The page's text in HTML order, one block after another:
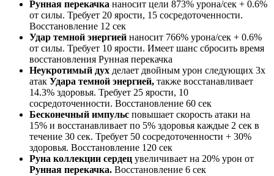
Рунная перекачка наносит цели 873% урона/сек + 0.6%
от силы. Требует 20 ярости, 15 сосредоточенности.
Восстановление 12 сек
Удар темной энергией наносит 766% урона/сек + 0.6%
от силы. Требует 10 ярости. Имеет шанс сбросить время
восстановления Рунная перекачка
Неукротимый дух делает двойным урон следующих 3х
атак Удара темной энергией, также восстанавливает
14.3% здоровья. Требует 25 ярости, 10
сосредоточенности. Восстановление 60 сек
Бесконечный импульс повышает скорость атаки на
15% и восстанавливает по 5% здоровья каждые 2 сек в
течение 30 сек. Требует 50 сосредоточенности + 30%
здоровья. Восстановление 120 сек
Руна коллекции сердец увеличивает на 20% урон от
Рунная перекачка. Восстановление 6 сек